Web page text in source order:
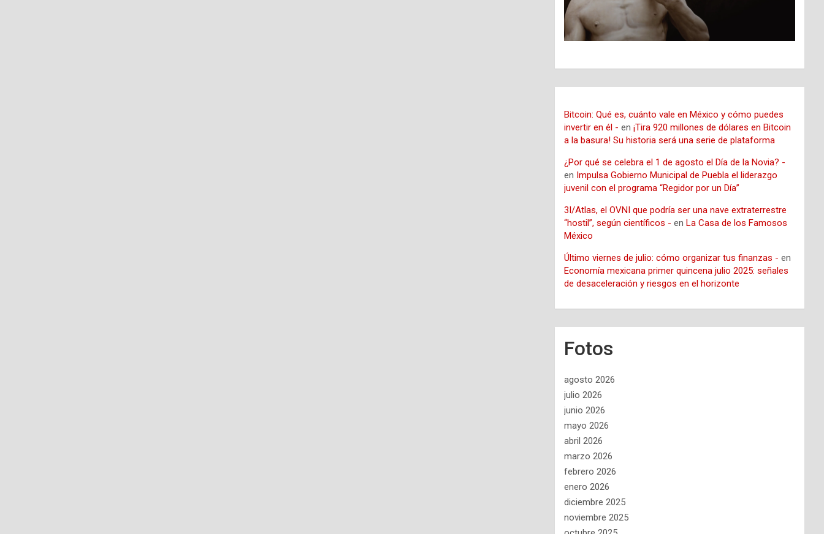
Bitcoin: Qué es, cuánto vale en México y cómo puedes
invertir en él - en¡Tira 920 millones de dólares en Bitcoin
a la basura! Su historia será una serie de plataforma
¿Por qué se celebra el 1 de agosto el Día de la Novia? -
en Impulsa Gobierno Municipal de Puebla el liderazgo
juvenil con el programa “Regidor por un Día”
3I/Atlas, el OVNI que podría ser una nave extraterrestre
“hostil”, según científicos - enLa Casa de los Famosos
México
Último viernes de julio: cómo organizar tus finanzas - en
Economía mexicana primer quincena julio 2025: señales
de desaceleración y riesgos en el horizonte
Fotos
agosto 2026
julio 2026
junio 2026
mayo 2026
abril 2026
marzo 2026
febrero 2026
enero 2026
diciembre 2025
noviembre 2025